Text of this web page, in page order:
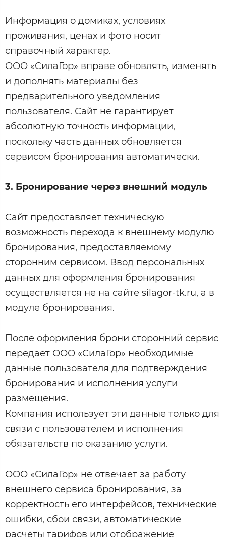
Информация о домиках, условиях
проживания, ценах и фото носит
справочный характер.
ООО «СилаГор» вправе обновлять, изменять
и дополнять материалы без
предварительного уведомления
пользователя. Сайт не гарантирует
абсолютную точность информации,
поскольку часть данных обновляется
сервисом бронирования автоматически.
3. Бронирование через внешний модуль
Сайт предоставляет техническую
возможность перехода к внешнему модулю
бронирования, предоставляемому
сторонним сервисом. Ввод персональных
данных для оформления бронирования
осуществляется не на сайте silagor-tk.ru, а в
модуле бронирования.
После оформления брони сторонний сервис
передает ООО «СилаГор» необходимые
данные пользователя для подтверждения
бронирования и исполнения услуги
размещения.
Компания использует эти данные только для
связи с пользователем и исполнения
обязательств по оказанию услуги.
ООО «СилаГор» не отвечает за работу
внешнего сервиса бронирования, за
корректность его интерфейсов, технические
ошибки, сбои связи, автоматические
расчёты тарифов или отображение